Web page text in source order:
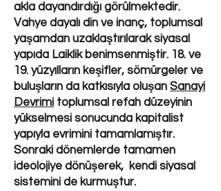
akla dayandırdığı görülmektedir.
Vahye dayalı din ve inanç, toplumsal
yaşamdan uzaklaştırılarak siyasal
yapıda Laiklik benimsenmiştir. 18. ve
19. yüzyılların keşifler, sömürgeler ve
buluşların da katkısıyla oluşan Sanayi
Devrimi toplumsal refah düzeyinin
yükselmesi sonucunda kapitalist
yapıyla evrimini tamamlamıştır.
Sonraki dönemlerde tamamen
ideolojiye dönüşerek, kendi siyasal
sistemini de kurmuştur.